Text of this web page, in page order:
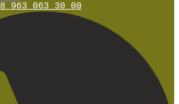
8 963 063 30 00